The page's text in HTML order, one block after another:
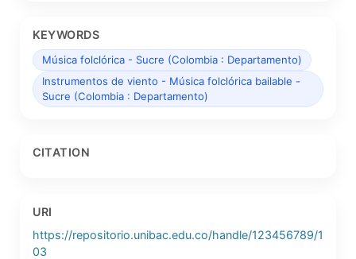
KEYWORDS
Música folclórica - Sucre (Colombia : Departamento)
Instrumentos de viento - Música folclórica bailable -
Sucre (Colombia : Departamento)
CITATION
URI
https://repositorio.unibac.edu.co/handle/123456789/1
03